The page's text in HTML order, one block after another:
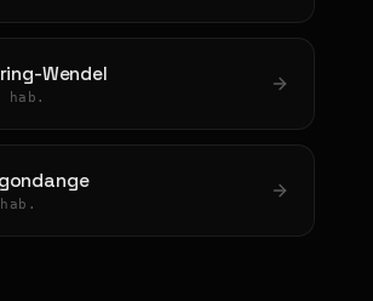
Wendel
hab.